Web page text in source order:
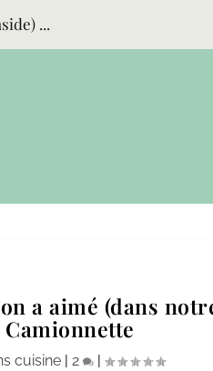
...
a aimé (dans
cuisine |2 |